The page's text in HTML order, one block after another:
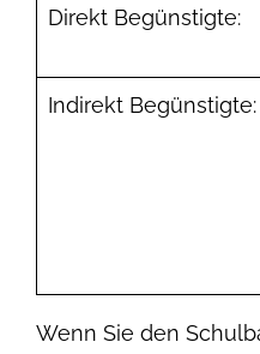
Direkt Begünstigte:
Indirekt Begünstigte:
Wenn Sie den